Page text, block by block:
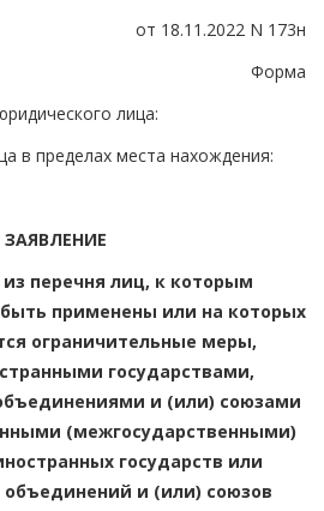
от 18.11.2022 N 173н
Форма
лица:
в пределах места нахождения:
ЗАЯВЛЕНИЕ
перечня лиц, к которым
применены или на которых
ограничительные меры,
государствами,
и (или) союзами
(межгосударственными)
государств или
объединений и (или) союзов